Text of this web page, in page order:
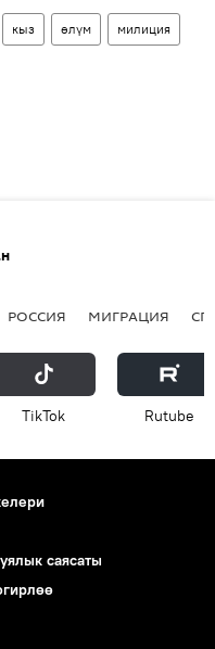
кыз өлүм милиция
РОССИЯ МИГРАЦИЯ
ТikТоk Rutube
саясаты